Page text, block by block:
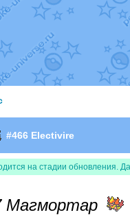
Недовольный котомангуст
от
Dark Wishmakerот Randomon в
в
ilovearceus
Boltот GraceDaFox
в
Shadow mismagius от
в
художник
от vicavica в фанарте.
#466 Electivire
на стадии обновления.
Магмортар